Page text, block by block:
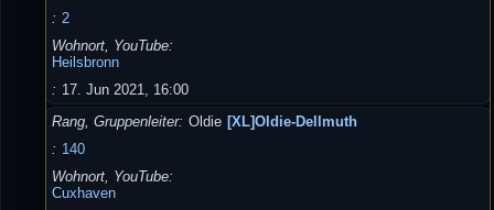
2
Wohnort, YouTube
Heilsbronn
17. Jun 2021, 16:00
Rang, Gruppenleiter Oldie [XL]Oldie-Dellmuth
140
Wohnort, YouTube
Cuxhaven